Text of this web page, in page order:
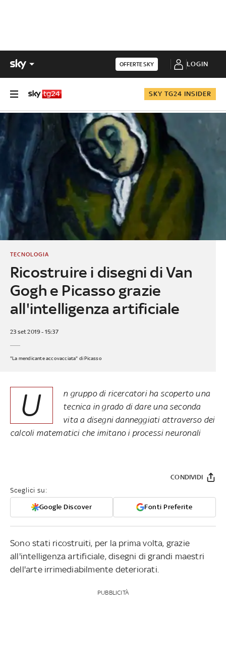
OFFERTE SKY LOGIN
SKY TG24 INSIDER
Ricostruire i disegni di Van
Gogh e Picasso grazie
all'intelligenza artificiale
TECNOLOGIA
23 set 2019 - 15:37
"La mendicante accovacciata" di Picasso
U
n gruppo di ricercatori ha scoperto una
tecnica in grado di dare una seconda
vita a disegni danneggiati attraverso dei
calcoli matematici che imitano i processi neuronali
Sceglici su:
Google Discover Fonti Preferite
CONDIVIDI
Sono stati ricostruiti, per la prima volta, grazie
all'intelligenza artificiale, disegni di grandi maestri
dell'arte irrimediabilmente deteriorati.
PUBBLICITÀ